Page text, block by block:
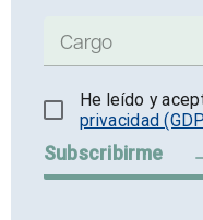
He leído y
privacidad
Subscribirme